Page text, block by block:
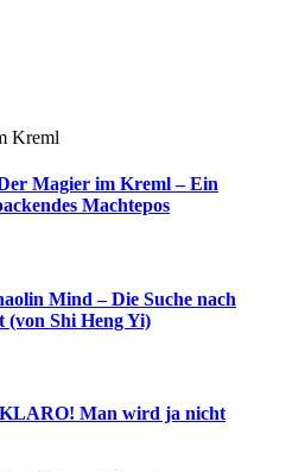
Magier im Kreml – Ein
Machtepos
Mind – Die Suche nach
Shi Heng Yi)
Man wird ja nicht